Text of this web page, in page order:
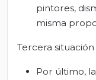
pintores,
misma
Tercera situación
Por último,